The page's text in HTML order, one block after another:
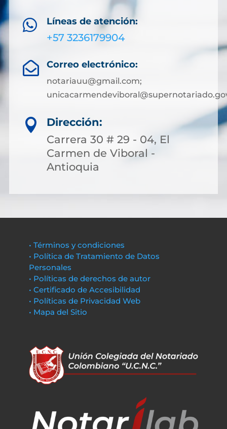
 Líneas de atención:
+57 3236179904
 Correo electrónico:
notariauu@gmail.com;

Dirección:
Carrera 30 # 29 - 04, El
Carmen de Viboral -
Antioquia
• Términos y condiciones
• Política de Tratamiento de Datos
Personales
• Políticas de derechos de autor
• Certificado de Accesibilidad
• Políticas de Privacidad Web
• Mapa del Sitio